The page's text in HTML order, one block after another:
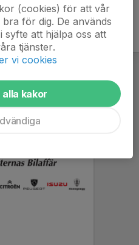
(cookies) för att vår
för dig. De används
syfte att hjälpa oss att
tjänster.
vi cookies
alla kakor